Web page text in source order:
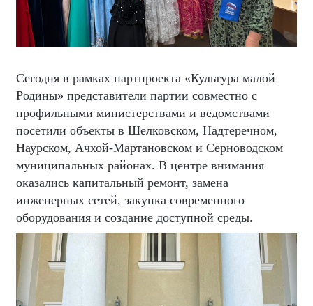
Сегодня в рамках партпроекта «Культура малой
Родины» представители партии совместно с
профильными министерствами и ведомствами
посетили объекты в Шелковском, Надтеречном,
Наурском, Ачхой-Мартановском и Серноводском
муниципальных районах. В центре внимания
оказались капитальный ремонт, замена
инженерных сетей, закупка современного
оборудования и создание доступной среды.